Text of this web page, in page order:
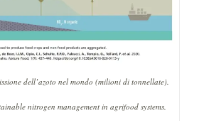
dell’azoto nel mondo (milioni di tonnellate).
nitrogen management in agrifood systems.